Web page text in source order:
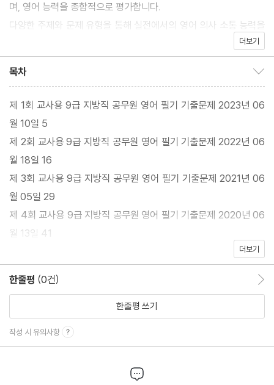
며, 영어 능력을 종합적으로 평가합니다.
다양한 주제와 문제 유형을 통해 실전에서의 영어 의사 소통 능력을
한방에 합격 노하우 !
정답이 체크된 교사용 기출을 완전하게 숙지하신후 실전과 같이
학생용을 풀어 주세요
영어는 현대 사회에서 필수적인 언어입니다.
이번에 소개한 영어 필기 기출문제를 통해 영어 능력을 향상시키고
공무원 시험에 대비하는 데 도움이 되기를 바랍니다.
합격을 위해 노력하고 준비하는 여러분들의 열정과 노력을 응원합
니다.
자신을 믿고 최선을 다하면 합격은 물론, 영어 실력도 향상될 것입니
께 노력하고 응원하며, 여러분의 합격을 진심으로 기원합니다. 행운
을 빕니다! 함께 화이팅하세요!
더보기
목차
제 1회 교사용 9급 지방직 공무원 영어 필기 기출문제 2023년 06
월 10일 5
제 2회 교사용 9급 지방직 공무원 영어 필기 기출문제 2022년 06
월 18일 16
제 3회 교사용 9급 지방직 공무원 영어 필기 기출문제 2021년 06
월 05일 29
제 4회 교사용 9급 지방직 공무원 영어 필기 기출문제 2020년 06
월 13일 41
제 5회 교사용 9급 지방직 공무원 영어 필기 기출문제 2019년 06
제 6회 교사용 9급 지방직 공무원 영어 필기 기출문제 2018년 05
제 7회 교사용 9급 지방직 공무원 영어 필기 기출문제 2017년 12
월 16일 78
더보기
한줄평 (0건)
한줄평 쓰기
작성 시 유의사항